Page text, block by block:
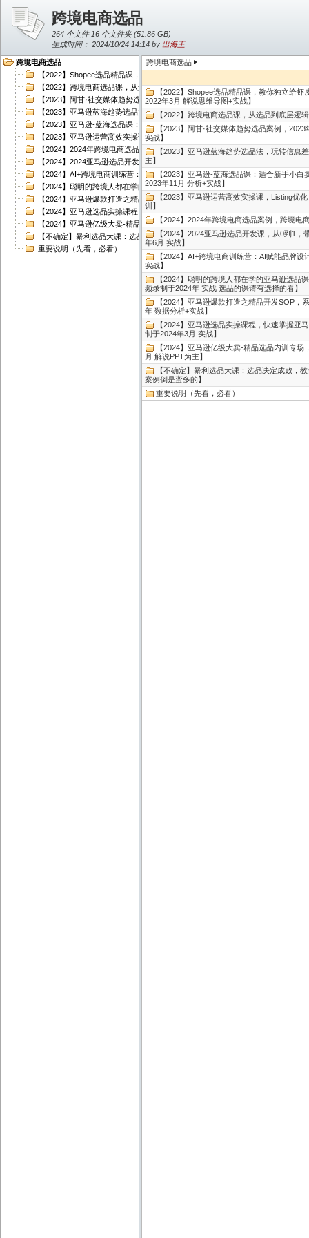
跨境电商选品
264 个文件 16 个文件夹 (51.86 GB)
生成时间： 2024/10/24 14:14 by 出海王
跨境电商选品
【2022】Shopee选品精品课，教你独立给虾皮店铺选品，能够独立打理虾皮店
【2022】跨境电商选品课，从选品到底层逻辑到实战【Chuhai5.com验证：视频
【2023】阿甘·社交媒体趋势选品案例，2023年Pinterest趋势数据分析【
【2023】亚马逊蓝海趋势选品法，玩转信息差，成功快速套利【Chuhai5.com
【2023】亚马逊-蓝海选品课：适合新手小白卖家，让你轻松日出几十单小爆款
【2023】亚马逊运营高效实操课，Listing优化，选品思路【Chuhai5.com验证：
【2024】2024年跨境电商选品案例，跨境电商利基选品【Chuhai5.com验证：
【2024】2024亚马逊选品开发课，从0到1，带给你全面丰富的亚马逊选品知识
【2024】AI+跨境电商训练营：AI赋能品牌设计，从选品到市场定位实战【
【2024】聪明的跨境人都在学的亚马逊选品课，每天10分钟，让你从0成长为
【2024】亚马逊爆款打造之精品开发SOP，系统化洞察亚马逊精品选品全流程
【2024】亚马逊选品实操课程，快速掌握亚马逊选品的技巧，覆盖亚马逊选品
【2024】亚马逊亿级大卖-精品选品内训专场，亿级卖家分享选品成功之道【
【不确定】暴利选品大课：选品决定成败，教你多种大爆款选品方法【
重要说明（先看，必看）
跨境电商选品
【2022】Shopee选品精品课，教你独立给
2022年3月 解说思维导图+实战】
【2022】跨境电商选品课，从选品到底层逻
【2023】阿甘·社交媒体趋势选品案例，
实战】
【2023】亚马逊蓝海趋势选品法，玩转信息
主】
【2023】亚马逊-蓝海选品课：适合新手小
2023年11月 分析+实战】
【2023】亚马逊运营高效实操课，Listing优
训】
【2024】2024年跨境电商选品案例，跨境
【2024】2024亚马逊选品开发课，从0到1
年6月 实战】
【2024】AI+跨境电商训练营：AI赋能品牌
实战】
【2024】聪明的跨境人都在学的亚马逊选品
频录制于2024年 实战 选品的课请有选择的看】
【2024】亚马逊爆款打造之精品开发SOP
年 数据分析+实战】
【2024】亚马逊选品实操课程，快速掌握亚
制于2024年3月 实战】
【2024】亚马逊亿级大卖-精品选品内训专
月 解说PPT为主】
【不确定】暴利选品大课：选品决定成败，
案例倒是蛮多的】
重要说明（先看，必看）